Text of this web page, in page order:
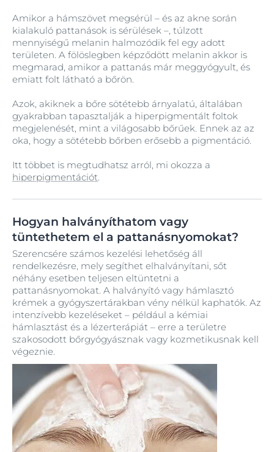
Amikor a hámszövet megsérül – és az akne során
kialakuló pattanások is sérülések –, túlzott
mennyiségű melanin halmozódik fel egy adott
területen. A fölöslegben képződött melanin akkor is
megmarad, amikor a pattanás már meggyógyult, és
emiatt folt látható a bőrön.
Azok, akiknek a bőre sötétebb árnyalatú, általában
gyakrabban tapasztalják a hiperpigmentált foltok
megjelenését, mint a világosabb bőrűek. Ennek az az
oka, hogy a sötétebb bőrben erősebb a pigmentáció.
Itt többet is megtudhatsz arról, mi okozza a
hiperpigmentációt.
Hogyan halványíthatom vagy
tüntethetem el a pattanásnyomokat?
Szerencsére számos kezelési lehetőség áll
rendelkezésre, mely segíthet elhalványítani, sőt
néhány esetben teljesen eltüntetni a
pattanásnyomokat. A halványító vagy hámlasztó
krémek a gyógyszertárakban vény nélkül kaphatók. Az
intenzívebb kezeléseket – például a kémiai
hámlasztást és a lézerterápiát – erre a területre
szakosodott bőrgyógyásznak vagy kozmetikusnak kell
végeznie.